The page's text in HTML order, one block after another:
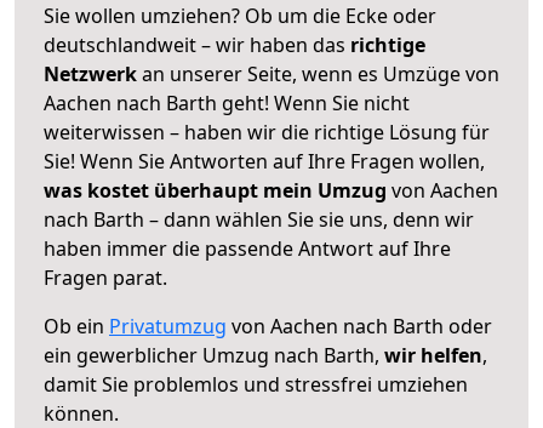
Sie wollen umziehen? Ob um die Ecke oder
deutschlandweit – wir haben das richtige
Netzwerkan unserer Seite, wenn es Umzüge von
Aachen nach Barth geht! Wenn Sie nicht
weiterwissen – haben wir die richtige Lösung für
Sie! Wenn Sie Antworten auf Ihre Fragen wollen,
was kostet überhaupt mein Umzug von Aachen
nach Barth – dann wählen Sie sie uns, denn wir
haben immer die passende Antwort auf Ihre
Fragen parat.
Ob ein Privatumzug von Aachen nach Barth oder
ein gewerblicher Umzug nach Barth, wir helfen,
damit Sie problemlos und stressfrei umziehen
können.